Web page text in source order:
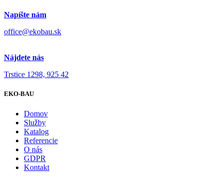
Napíšte nám
office@ekobau.sk
Nájdete nás
Trstice 1298, 925 42
EKO-BAU
Domov
Služby
Katalog
Referencie
O nás
GDPR
Kontakt